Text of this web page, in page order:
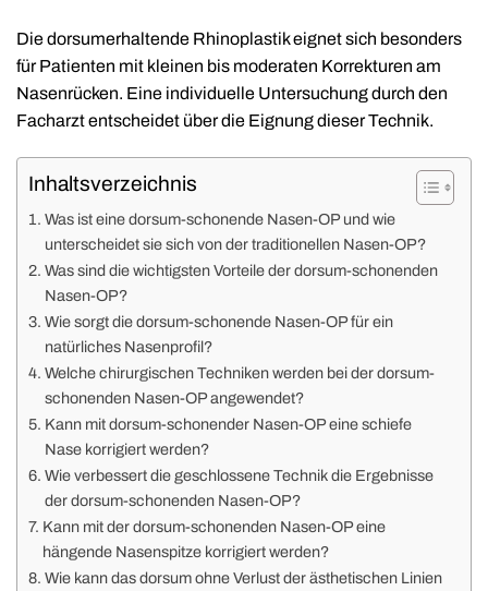
Die dorsumerhaltende Rhinoplastik eignet sich besonders
für Patienten mit kleinen bis moderaten Korrekturen am
Nasenrücken. Eine individuelle Untersuchung durch den
Facharzt entscheidet über die Eignung dieser Technik.
Inhaltsverzeichnis
Was ist eine dorsum-schonende Nasen-OP und wie
unterscheidet sie sich von der traditionellen Nasen-OP?
Was sind die wichtigsten Vorteile der dorsum-schonenden
Nasen-OP?
Wie sorgt die dorsum-schonende Nasen-OP für ein
natürliches Nasenprofil?
Welche chirurgischen Techniken werden bei der dorsum-
schonenden Nasen-OP angewendet?
Kann mit dorsum-schonender Nasen-OP eine schiefe
Nase korrigiert werden?
Wie verbessert die geschlossene Technik die Ergebnisse
der dorsum-schonenden Nasen-OP?
Kann mit der dorsum-schonenden Nasen-OP eine
hängende Nasenspitze korrigiert werden?
Wie kann das dorsum ohne Verlust der ästhetischen Linien